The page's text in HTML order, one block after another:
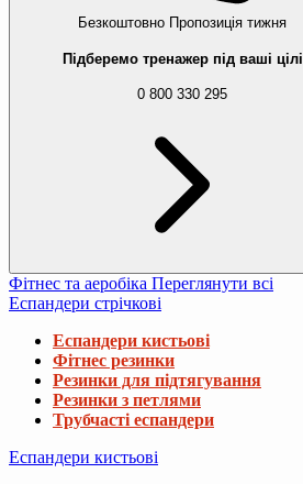
Безкоштовно Пропозиція тижня
Підберемо тренажер під ваші цілі
0 800 330 295
Фітнес та аеробіка Переглянути всі
Еспандери стрічкові
Еспандери кистьові
Фітнес резинки
Резинки для підтягування
Резинки з петлями
Трубчасті еспандери
Еспандери кистьові